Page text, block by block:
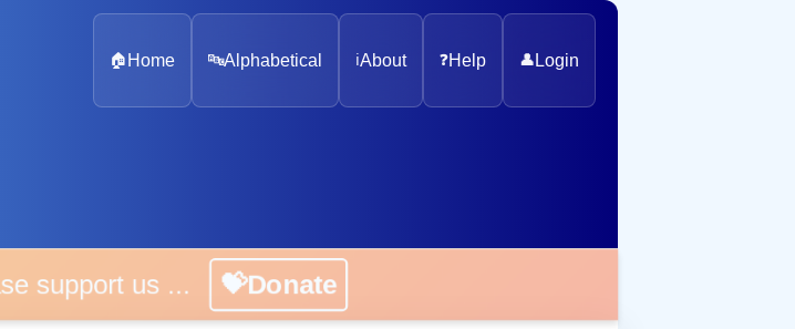
🏠 Home 🔤Alphabetical ℹ️About ❓Help 👤 Login
support us ... 💝Donate